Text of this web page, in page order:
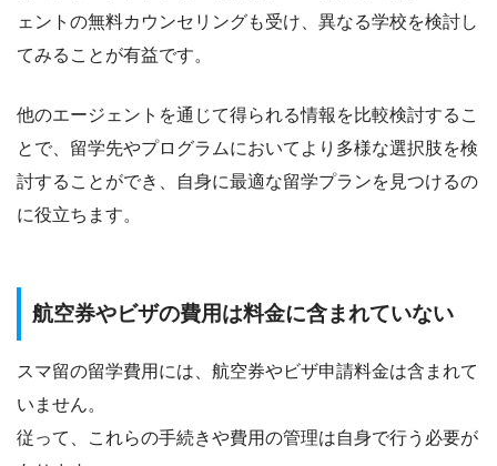
ェントの無料カウンセリングも受け、異なる学校を検討し
てみることが有益です。
他のエージェントを通じて得られる情報を比較検討するこ
とで、留学先やプログラムにおいてより多様な選択肢を検
討することができ、自身に最適な留学プランを見つけるの
に役立ちます。
航空券やビザの費用は料金に含まれていない
スマ留の留学費用には、航空券やビザ申請料金は含まれて
いません。
従って、これらの手続きや費用の管理は自身で行う必要が